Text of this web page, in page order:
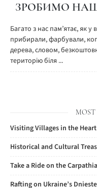
ЗРОБИМО
Багато з нас пам’ятає, як
прибирали, фарбували,
дерева, словом,
територію біля ...
MOST
Visiting Villages in the
Historical and Cultural
Take a Ride on the
Rafting on Ukraine’s